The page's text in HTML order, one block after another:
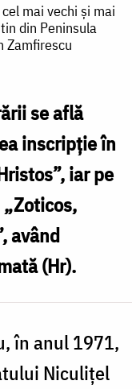
mai vechi și mai
din Peninsula
Zamfirescu
se află
inscripţie în
iar pe
având
(Hr).
în anul 1971,
Niculiţel